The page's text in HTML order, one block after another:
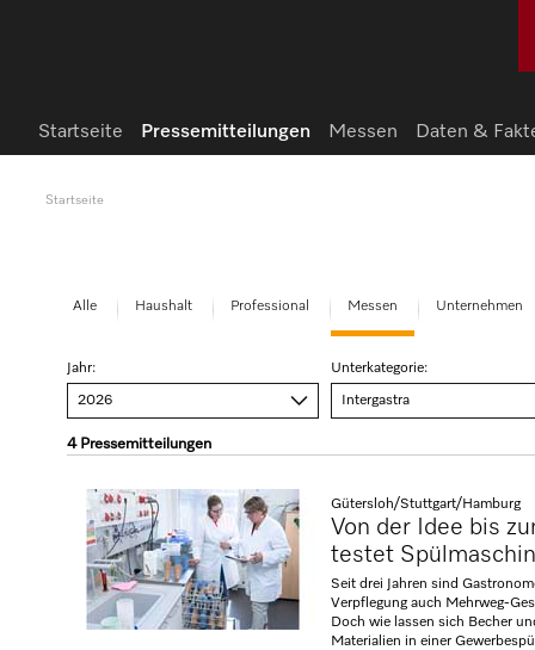
Startseite
Alle Haushalt Professional Messen Unternehmen
Jahr:
2026
Unterkategorie:
Intergastra
4 Pressemitteilungen
Gütersloh/Stuttgart/Hamburg
Von der Idee bis
testet
Seit drei Jahren sind
Verpflegung auch Mehrweg-
Doch wie lassen sich Becher
Materialien in einer
Startseite Pressemitteilungen Messen Daten &